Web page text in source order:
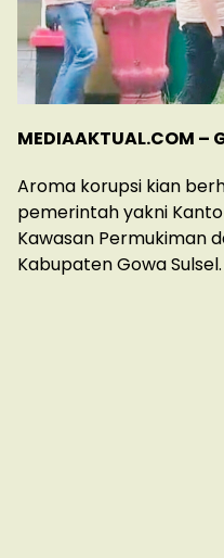
MEDIAAKTUAL.COM –
Aroma korupsi kian
pemerintah yakni
Kawasan Permukiman
Kabupaten Gowa Sulsel.